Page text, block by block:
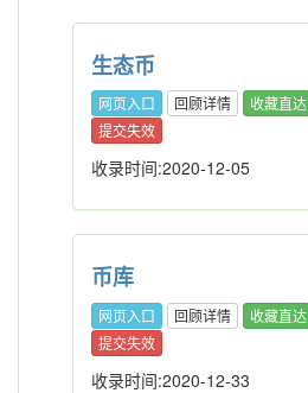
生态币
网页入口 回顾详情
收藏直达
提交失效
收录时间:2020-12-05
币库
网页入口 回顾详情
收藏直达
提交失效
收录时间:2020-12-33